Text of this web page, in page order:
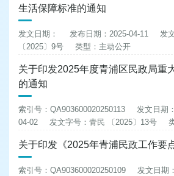
生活保障标准的通知
发文日期： 发布日期：2025-04-11
发
〔2025〕9号
类型：主动公开
关于印发2025年度青浦区民政局重
的通知
索引号：QA903600020250113 发文日期：
04-02
发文字号：青民 〔2025〕13号
关于印发《2025年青浦民政工作要
索引号：QA903600020250109 发文日期：